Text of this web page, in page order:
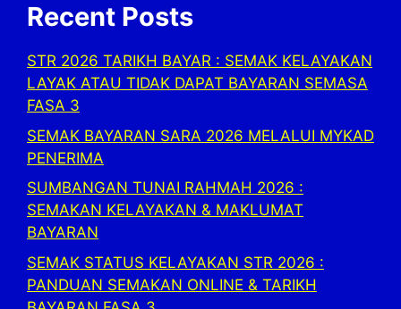
Recent Posts
STR 2026 TARIKH BAYAR : SEMAK KELAYAKAN
LAYAK ATAU TIDAK DAPAT BAYARAN SEMASA
FASA 3
SEMAK BAYARAN SARA 2026 MELALUI MYKAD
PENERIMA
SUMBANGAN TUNAI RAHMAH 2026 :
SEMAKAN KELAYAKAN & MAKLUMAT
BAYARAN
SEMAK STATUS KELAYAKAN STR 2026 :
PANDUAN SEMAKAN ONLINE & TARIKH